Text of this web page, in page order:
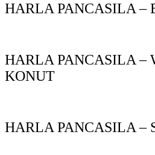
HARLA PANCASILA –
HARLA PANCASILA –
KONUT
HARLA PANCASILA –